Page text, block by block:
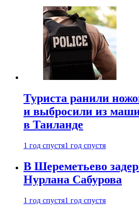
Туриста ранили
и выбросили из
в Таиланде
1 год спустя1 год спустя
В Шереметьево
Нурлана Сабурова
1 год спустя1 год спустя